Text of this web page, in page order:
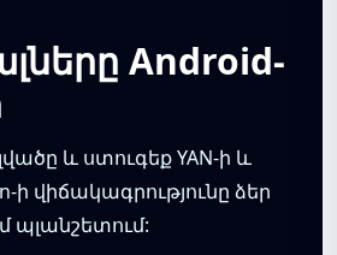
Android-
և ստուգեք YAN-ի և
ի վիճակագրությունը ձեր
պլանշետում: